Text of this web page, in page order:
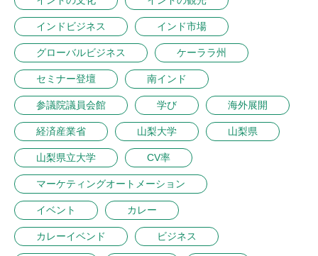
インドビジネス インド市場
グローバルビジネス ケーララ州
セミナー登壇 南インド
参議院議員会館 学び 海外展開
経済産業省 山梨大学 山梨県
山梨県立大学 CV率
マーケティングオートメーション
イベント カレー
カレーイベンド ビジネス